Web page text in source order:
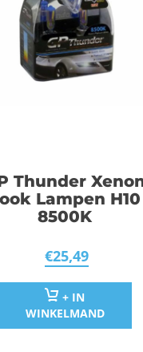
Thunder
Lampen H10
8500K
€25,49
+ IN
WINKELMAND